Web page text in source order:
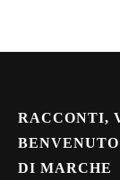
RACCONTI,
DI MARCHE